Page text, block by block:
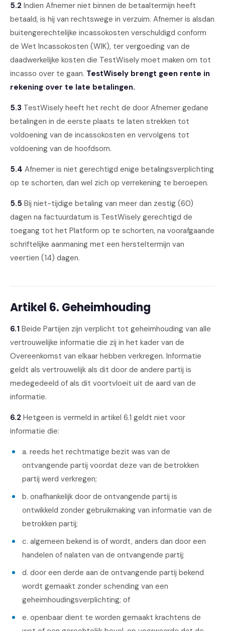
5.2 Indien Afnemer niet binnen de betaaltermijn heeft
betaald, is hij van rechtswege in verzuim. Afnemer is alsdan
buitengerechtelijke incassokosten verschuldigd conform
de Wet Incassokosten (WIK), ter vergoeding van de
daadwerkelijke kosten die TestWisely moet maken om tot
incasso over te gaan. TestWisely brengt geen rente in
rekening over te late betalingen.
5.3 TestWisely heeft het recht de door Afnemer gedane
betalingen in de eerste plaats te laten strekken tot
voldoening van de incassokosten en vervolgens tot
voldoening van de hoofdsom.
5.4 Afnemer is niet gerechtigd enige betalingsverplichting
op te schorten, dan wel zich op verrekening te beroepen.
5.5 Bij niet-tijdige betaling van meer dan zestig (60)
dagen na factuurdatum is TestWisely gerechtigd de
toegang tot het Platform op te schorten, na voorafgaande
schriftelijke aanmaning met een hersteltermijn van
veertien (14) dagen.
Artikel 6. Geheimhouding
6.1 Beide Partijen zijn verplicht tot geheimhouding van alle
vertrouwelijke informatie die zij in het kader van de
Overeenkomst van elkaar hebben verkregen. Informatie
geldt als vertrouwelijk als dit door de andere partij is
medegedeeld of als dit voortvloeit uit de aard van de
informatie.
6.2 Hetgeen is vermeld in artikel 6.1 geldt niet voor
informatie die:
a. reeds het rechtmatige bezit was van de
ontvangende partij voordat deze van de betrokken
partij werd verkregen;
b. onafhankelijk door de ontvangende partij is
ontwikkeld zonder gebruikmaking van informatie van de
betrokken partij;
c. algemeen bekend is of wordt, anders dan door een
handelen of nalaten van de ontvangende partij;
d. door een derde aan de ontvangende partij bekend
wordt gemaakt zonder schending van een
geheimhoudingsverplichting; of
e. openbaar dient te worden gemaakt krachtens de